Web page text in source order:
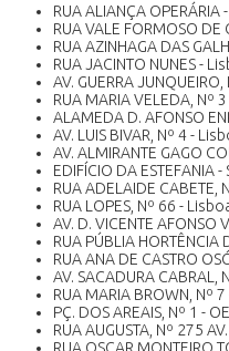
RUA ALIANÇA OPERÁRIA
RUA VALE FORMOSO DE
RUA AZINHAGA DAS
RUA JACINTO NUNES -
AV. GUERRA
RUA MARIA VELEDA, Nº
ALAMEDA D. AFONSO
AV. LUIS BIVAR, Nº 4 -
AV. ALMIRANTE GAGO
EDIFÍCIO DA ESTEFANIA -
RUA ADELAIDE CABETE,
RUA LOPES, Nº 66 -
AV. D. VICENTE AFONSO
RUA PÚBLIA HORTÊNCIA
RUA ANA DE CASTRO
AV. SACADURA CABRAL,
RUA MARIA BROWN, Nº
PÇ. DOS AREAIS, Nº 1 -
RUA AUGUSTA, Nº 275
RUA OSCAR MONTEIRO